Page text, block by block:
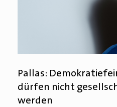
Pallas:
dürfen nicht
werden